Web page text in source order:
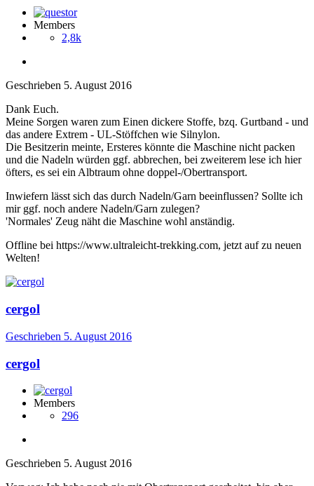
Members
2,8k
Geschrieben 5. August 2016
Dank Euch.
Meine Sorgen waren zum Einen dickere Stoffe, bzq. Gurtband - und
das andere Extrem - UL-Stöffchen wie Silnylon.
Die Besitzerin meinte, Ersteres könnte die Maschine nicht packen
und die Nadeln würden ggf. abbrechen, bei zweiterem lese ich hier
öfters, es sei ein Albtraum ohne doppel-/Obertransport.
Inwiefern lässt sich das durch Nadeln/Garn beeinflussen? Sollte ich
mir ggf. noch andere Nadeln/Garn zulegen?
'Normales' Zeug näht die Maschine wohl anständig.
Offline bei https://www.ultraleicht-trekking.com, jetzt auf zu neuen
Welten!
cergol
Geschrieben 5. August 2016
cergol
Members
296
Geschrieben 5. August 2016